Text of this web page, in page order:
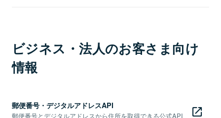
ビジネス・法人のお客さま向け
情報
郵便番号・デジタルアドレスAPI
郵便番号とデジタルアドレスから住所を取得できる公式API